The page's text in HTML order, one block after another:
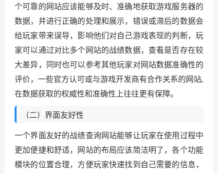
个可靠的网站应该能够及时、准确地获取游戏服务器的
数据，并进行正确的处理和展示，错误或滞后的数据会
给玩家带来误导，影响他们对自己游戏表现的判断，玩
家可以通过对比多个网站的战绩数据，查看是否存在较
大差异，同时也可以参考其他玩家对网站数据准确性的
评价，一些官方认可或与游戏开发商有合作关系的网站,
在数据获取的权威性和准确性上往往更有保障。
（二）界面友好性
一个界面友好的战绩查询网站能够让玩家在使用过程中
更加便捷和舒适，网站的布局应该简洁明了，各个功能
模块的位置合理，方便玩家快速找到自己需要的信息，